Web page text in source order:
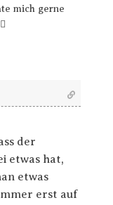
mich gerne
der
etwas hat,
etwas
erst auf